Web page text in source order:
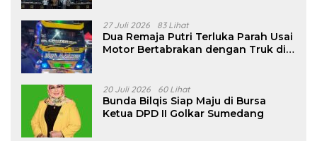
27 Juli 2026 83 Lihat
Dua Remaja Putri Terluka Parah Usai
Motor Bertabrakan dengan Truk di
20 Juli 2026 60 Lihat
Bunda Bilqis Siap Maju di Bursa
Ketua DPD II Golkar Sumedang